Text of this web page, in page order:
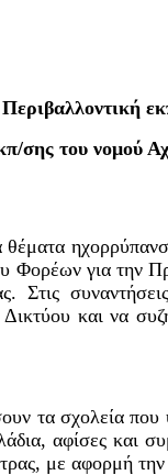
σης του νομού
Φορέων για την
Στις
και να
τα σχολεία
αφίσες και
με αφορμή